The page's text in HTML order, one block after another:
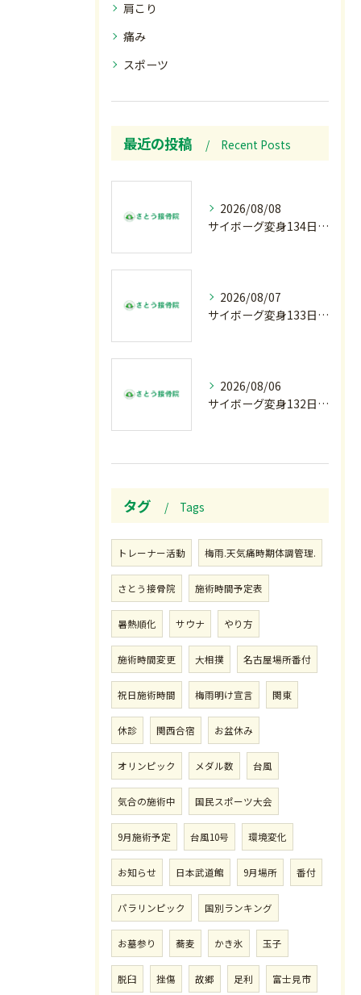
肩こり
痛み
スポーツ
最近の投稿 Recent Posts
2026/08/08
サイボーグ変身134日目.ゾロ目.お盆休み.甲子園.佐野日大.麦倉監督37年振り白星.柔道インターハイ.2歳ダリア賞.GⅢ.エルムS. GⅢ.レパードS. GⅢ.CBC賞.応援印…土曜の朝〜
2026/08/07
サイボーグ変身133日目.広島.原爆.81年.インターハイ初日.金曜の朝〜
2026/08/06
サイボーグ変身132日目.お知らせ.和歌山.インターハイ.柔道開幕…木曜の朝〜
タグ Tags
トレーナー活動 梅雨.天気痛時期体調管理.
さとう接骨院 施術時間予定表
暑熱順化 サウナ やり方
施術時間変更 大相撲 名古屋場所番付
祝日施術時間 梅雨明け宣言 関東
休診 関西合宿 お盆休み
オリンピック メダル数 台風
気合の施術中 国民スポーツ大会
9月施術予定 台風10号 環境変化
お知らせ 日本武道館 9月場所 番付
パラリンピック 国別ランキング
お墓参り 蕎麦 かき氷 玉子
脱臼 挫傷 故郷 足利 富士見市